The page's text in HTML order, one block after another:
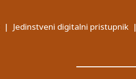
| Jedinstveni digitalni pristupnik|